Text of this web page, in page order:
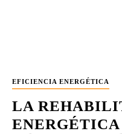
EFICIENCIA ENERGÉTICA
LA